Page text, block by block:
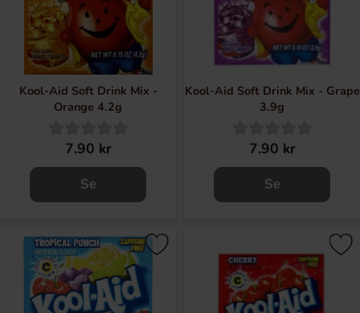
Kool-Aid Soft Drink Mix -
Orange 4.2g
7.90 kr
Se
Kool-Aid Soft Drink Mix - Grape
3.9g
7.90 kr
Se